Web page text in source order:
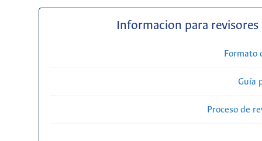
Informacion para revisores
Formato
Guía
Proceso de